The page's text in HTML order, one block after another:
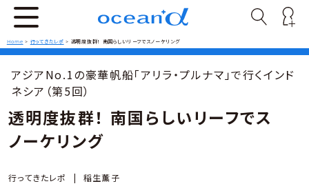
Home > 行ってきたレポ > 透明度抜群！ 南国らしいリーフでスノーケリング
アジアNo.1の豪華帆船「アリラ・プルナマ」で行くインド
ネシア（第5回）
透明度抜群！ 南国らしいリーフでス
ノーケリング
行ってきたレポ | 稲生薫子